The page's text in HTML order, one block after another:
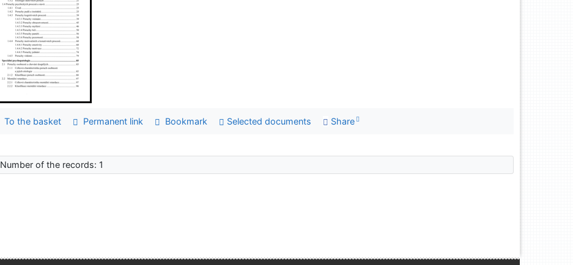
To the basket Permanent link Bookmark Selected documents Share
Number of the records: 1